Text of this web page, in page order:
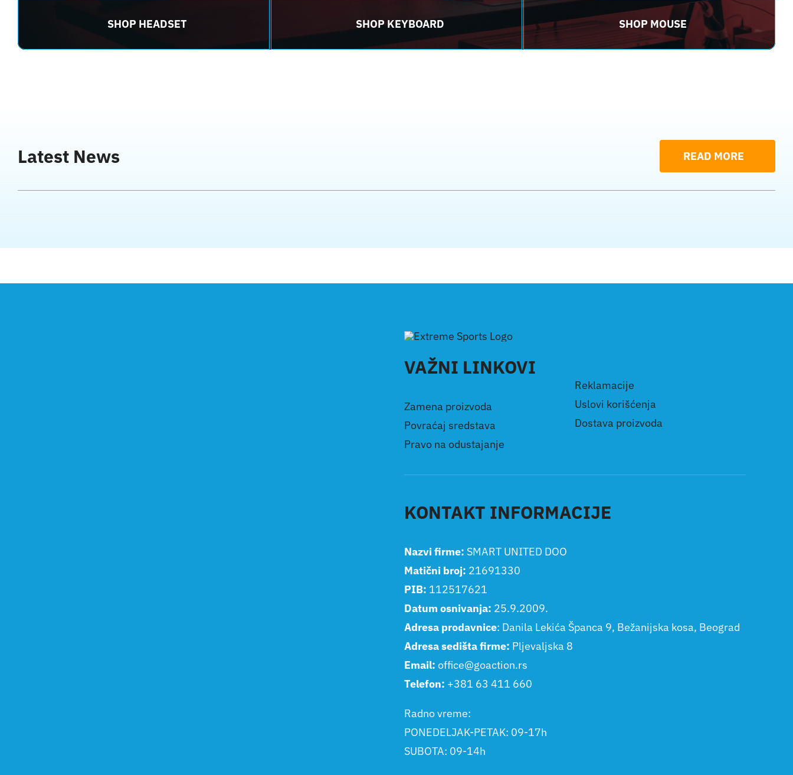
SHOP HEADSET SHOP KEYBOARD SHOP MOUSE
Latest News READ MORE
VAŽNI LINKOVI
Zamena proizvoda
Povraćaj sredstava
Pravo na odustajanje
Reklamacije
Uslovi korišćenja
Dostava proizvoda
KONTAKT INFORMACIJE
Nazvi firme: SMART UNITED DOO
Matični broj: 21691330
PIB: 112517621
Datum osnivanja: 25.9.2009.
Adresa prodavnice: Danila Lekića Španca 9, Bežanijska kosa, Beograd
Adresa sedišta firme: Pljevaljska 8
Email: office@goaction.rs
Telefon: +381 63 411 660
Radno vreme:
PONEDELJAK-PETAK: 09-17h
SUBOTA: 09-14h